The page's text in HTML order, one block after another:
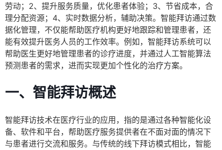
劳动；2、提升服务质量，优化患者体验；3、节省成本，合
理分配资源；4、实时数据分析，辅助决策。智能拜访通过数
据化管理，不仅能帮助医疗机构更好地跟踪和管理患者，还
能有效提升医务人员的工作效率。例如，智能拜访系统可以
帮助医生更好地管理患者的诊疗进度，并通过人工智能算法
预测患者的需求，进而实现更加个性化的治疗方案。
一、智能拜访概述
智能拜访技术在医疗行业的应用，指的是通过各种智能化设
备、软件和平台，帮助医疗服务提供者在不面对面的情况下
与患者进行交流和服务。与传统的线下拜访模式相比，智能